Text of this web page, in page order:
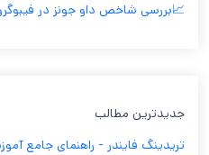
📈بررسی شاخص داو جونز در
جدیدترین مطالب
تریدینگ فایندر - راهنمای جامع